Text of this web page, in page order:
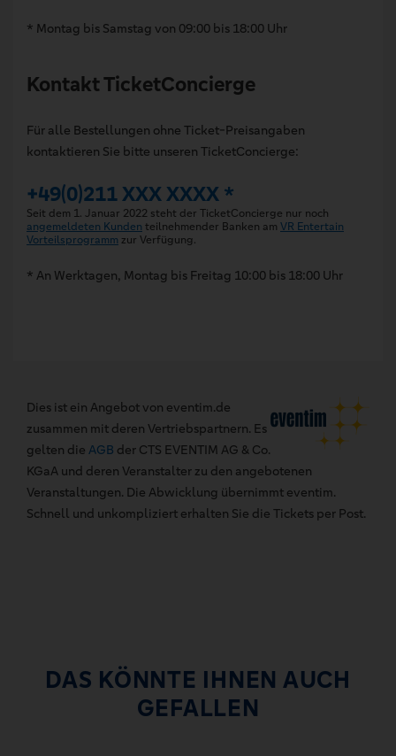
* Montag bis Samstag von 09:00 bis 18:00 Uhr
Kontakt TicketConcierge
Für alle Bestellungen ohne Ticket-Preisangaben
kontaktieren Sie bitte unseren TicketConcierge:
+49(0)211 XXX XXXX *
Seit dem 1. Januar 2022 steht der TicketConcierge nur noch
angemeldeten Kunden teilnehmender Banken am VR Entertain
Vorteilsprogramm zur Verfügung.
* An Werktagen, Montag bis Freitag 10:00 bis 18:00 Uhr
Dies ist ein Angebot von eventim.de
zusammen mit deren Vertriebspartnern. Es
gelten die AGB der CTS EVENTIM AG & Co.
KGaA und deren Veranstalter zu den angebotenen
Veranstaltungen. Die Abwicklung übernimmt eventim.
Schnell und unkompliziert erhalten Sie die Tickets per Post.
DAS KÖNNTE IHNEN AUCH
GEFALLEN